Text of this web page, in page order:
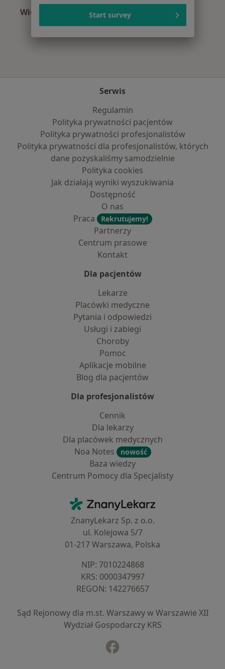
Więcej (11)
Więcej w kategorii: Najpopularniejsze
Serwis
Regulamin
Polityka prywatności pacjentów
Polityka prywatności profesjonalistów
Polityka prywatności dla profesjonalistów, których
dane pozyskaliśmy samodzielnie
Polityka cookies
Jak działają wyniki wyszukiwania
Dostępność
O nas
Praca
Rekrutujemy!
Partnerzy
Centrum prasowe
Kontakt
Dla pacjentów
Lekarze
Placówki medyczne
Pytania i odpowiedzi
Usługi i zabiegi
Choroby
Pomoc
Aplikacje mobilne
Blog dla pacjentów
Dla profesjonalistów
Cennik
Dla lekarzy
Dla placówek medycznych
Noa Notes
nowość
Baza wiedzy
Centrum Pomocy dla Specjalisty
ZnanyLekarz - Strona główna
ZnanyLekarz Sp. z o.o.
ul. Kolejowa 5/7
01-217 Warszawa, Polska
NIP: ⁠7010224868
KRS: ⁠0000347997
REGON: ⁠142276657
Sąd Rejonowy dla m.st. Warszawy w Warszawie XII
Wydział Gospodarczy KRS
Start survey